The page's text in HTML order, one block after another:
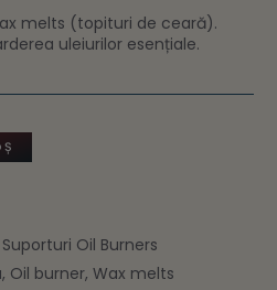
melts (topituri de ceară).
uleiurilor esențiale.
Suporturi Oil Burners
, Oil burner, Wax melts